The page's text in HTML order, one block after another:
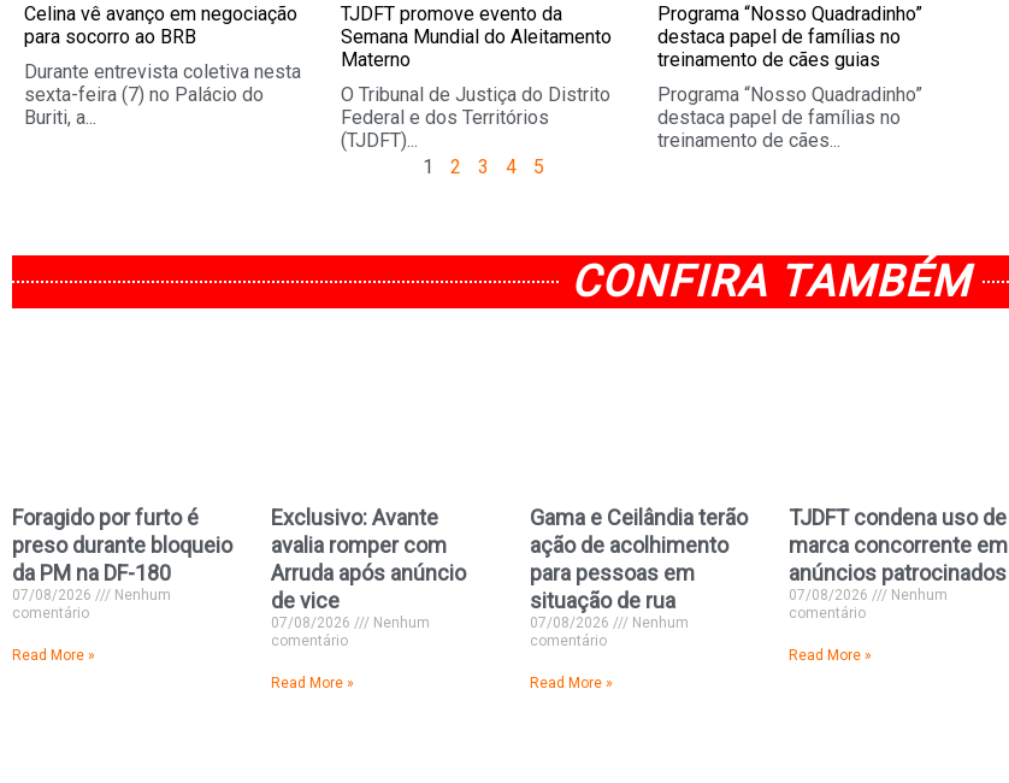
Celina vê avanço em negociação
para socorro ao BRB
Durante entrevista coletiva nesta
sexta-feira (7) no Palácio do
Buriti, a...
TJDFT promove evento da
Semana Mundial do Aleitamento
Materno
O Tribunal de Justiça do Distrito
Federal e dos Territórios
(TJDFT)...
Programa “Nosso Quadradinho”
destaca papel de famílias no
treinamento de cães guias
Programa “Nosso Quadradinho”
destaca papel de famílias no
treinamento de cães...
1 2 3 4 5
CONFIRA TAMBÉM
Foragido por furto é
preso durante bloqueio
da PM na DF-180
07/08/2026
Nenhum
comentário
Read More »
Exclusivo: Avante
avalia romper com
Arruda após anúncio
de vice
07/08/2026
Nenhum
comentário
Read More »
Gama e Ceilândia terão
ação de acolhimento
para pessoas em
situação de rua
07/08/2026
Nenhum
comentário
Read More »
TJDFT condena uso de
marca concorrente em
anúncios patrocinados
07/08/2026
Nenhum
comentário
Read More »